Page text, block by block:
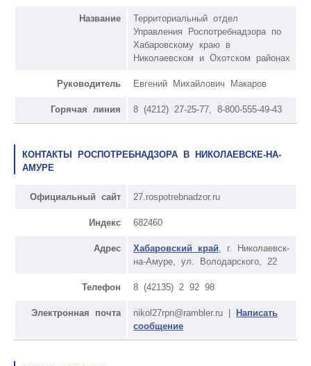
Название
Территориальный отдел
Управления Роспотребнадзора по
Хабаровскому краю в
Николаевском и Охотском районах
Руководитель Евгений Михайлович Макаров
Горячая линия 8 (4212) 27-25-77, 8-800-555-49-43
КОНТАКТЫ РОСПОТРЕБНАДЗОРА В НИКОЛАЕВСКЕ-НА-
АМУРЕ
Официальный сайт 27.rospotrebnadzor.ru
Индекс 682460
Адрес Хабаровский край , г. Николаевск-
на-Амуре, ул. Володарского, 22
Телефон 8 (42135) 2 92 98
Электронная почта nikol27rpn@rambler.ru |
Написать
сообщение